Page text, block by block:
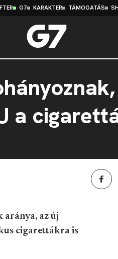
G7 KARAKTER TÁMOGATÁS
a
az új
cigarettákra is